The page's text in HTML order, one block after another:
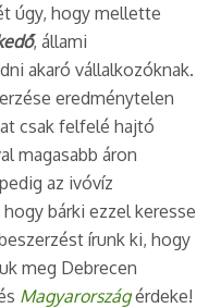
úgy, hogy mellette
, állami
akaró vállalkozóknak.
eredménytelen
csak felfelé hajtó
magasabb áron
az ivóvíz
bárki ezzel keresse
írunk ki, hogy
meg Debrecen
Magyarországérdeke!